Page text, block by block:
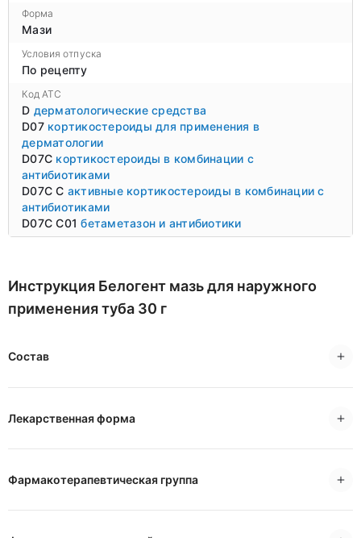
Форма
Мази
Условия отпуска
По рецепту
Код ATC
D дерматологические средства
D07 кортикостероиды для применения в
дерматологии
D07C кортикостероиды в комбинации с
антибиотиками
D07C C активные кортикостероиды в комбинации с
антибиотиками
D07C C01бетаметазон и антибиотики
Инструкция Белогент мазь для наружного
применения туба 30 г
Состав
Лекарственная форма
Фармакотерапевтическая группа